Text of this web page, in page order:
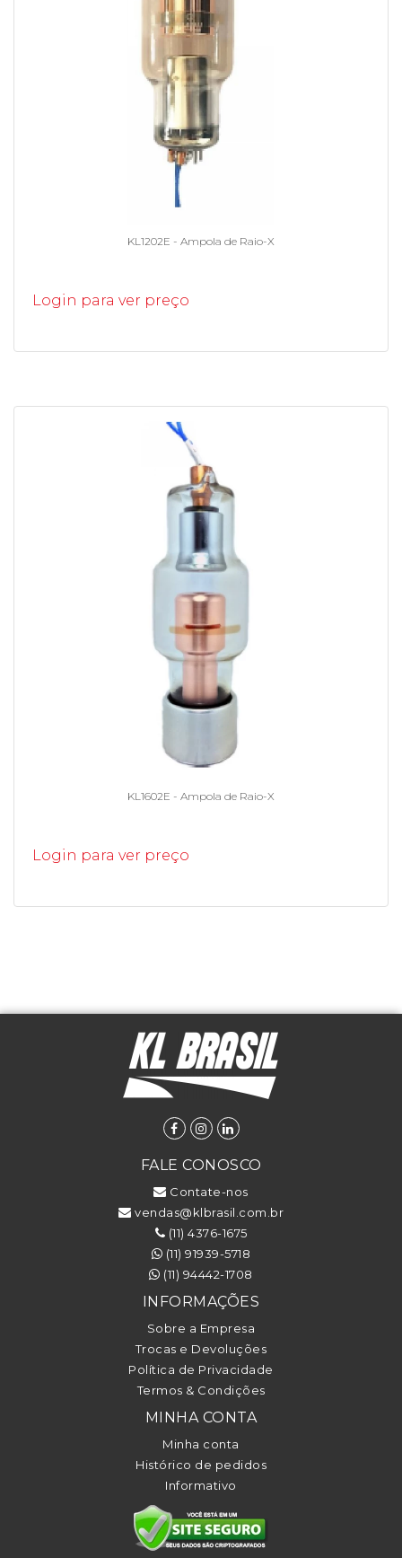
KL1202E - Ampola de Raio-X
Login para ver preço
KL1602E - Ampola de Raio-X
Login para ver preço
FALE CONOSCO
Contate-nos
vendas@klbrasil.com.br
(11) 4376-1675
(11) 91939-5718
(11) 94442-1708
INFORMAÇÕES
Sobre a Empresa
Trocas e Devoluções
Política de Privacidade
Termos & Condições
MINHA CONTA
Minha conta
Histórico de pedidos
Informativo